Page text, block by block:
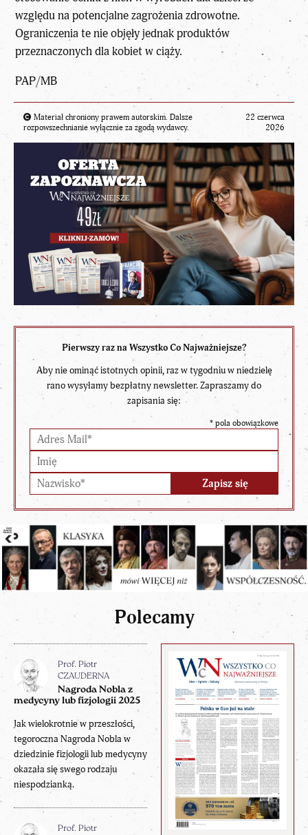
względu na potencjalne zagrożenia zdrowotne.
Ograniczenia te nie objęły jednak produktów
przeznaczonych dla kobiet w ciąży.
PAP/MB
Materiał chroniony prawem autorskim. Dalsze
rozpowszechnianie wyłącznie za zgodą wydawcy.
22 czerwca
2026
Pierwszy raz na Wszystko Co Najważniejsze?
Aby nie ominąć istotnych opinii, raz w tygodniu w niedzielę
rano wysyłamy bezpłatny newsletter. Zapraszamy do
zapisania się:
* pola obowiązkowe
Polecamy
Prof. Piotr
CZAUDERNA
Nagroda Nobla z
medycyny lub fizjologii 2025
Jak wielokrotnie w przeszłości,
tegoroczna Nagroda Nobla w
dziedzinie fizjologii lub medycyny
okazała się swego rodzaju
niespodzianką.
Prof. Piotr